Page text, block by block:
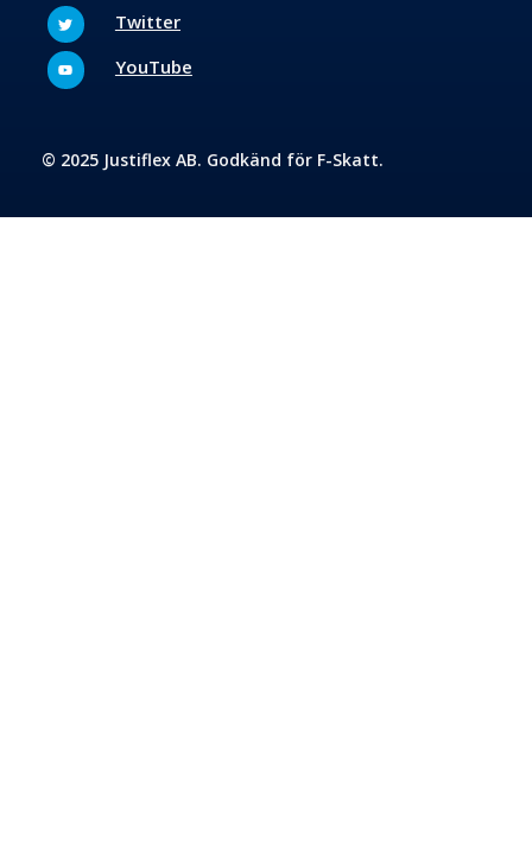
Twitter Twitter
YoutubeYouTube
© 2025 Justiflex AB. Godkänd för F-Skatt.